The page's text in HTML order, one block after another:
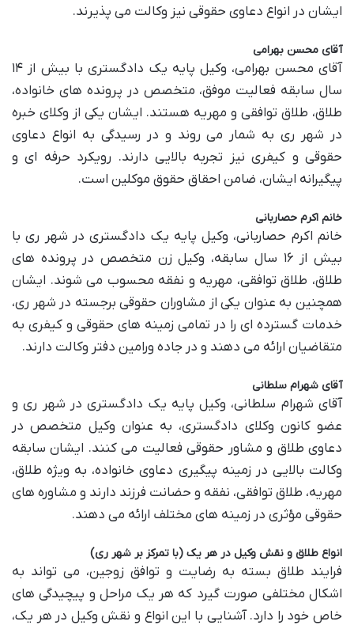
ایشان در انواع دعاوی حقوقی نیز وکالت می پذیرند.
آقای محسن بهرامی
آقای محسن بهرامی، وکیل پایه یک دادگستری با بیش از ۱۴
سال سابقه فعالیت موفق، متخصص در پرونده های خانواده،
طلاق، طلاق توافقی و مهریه هستند. ایشان یکی از وکلای خبره
در شهر ری به شمار می روند و در رسیدگی به انواع دعاوی
حقوقی و کیفری نیز تجربه بالایی دارند. رویکرد حرفه ای و
پیگیرانه ایشان، ضامن احقاق حقوق موکلین است.
خانم اکرم حصاربانی
خانم اکرم حصاربانی، وکیل پایه یک دادگستری در شهر ری با
بیش از ۱۶ سال سابقه، وکیل زن متخصص در پرونده های
طلاق، طلاق توافقی، مهریه و نفقه محسوب می شوند. ایشان
همچنین به عنوان یکی از مشاوران حقوقی برجسته در شهر ری،
خدمات گسترده ای را در تمامی زمینه های حقوقی و کیفری به
متقاضیان ارائه می دهند و در جاده ورامین دفتر وکالت دارند.
آقای شهرام سلطانی
آقای شهرام سلطانی، وکیل پایه یک دادگستری در شهر ری و
عضو کانون وکلای دادگستری، به عنوان وکیل متخصص در
دعاوی طلاق و مشاور حقوقی فعالیت می کنند. ایشان سابقه
وکالت بالایی در زمینه پیگیری دعاوی خانواده، به ویژه طلاق،
مهریه، طلاق توافقی، نفقه و حضانت فرزند دارند و مشاوره های
حقوقی مؤثری در زمینه های مختلف ارائه می دهند.
انواع طلاق و نقش وکیل در هر یک (با تمرکز بر شهر ری)
فرایند طلاق بسته به رضایت و توافق زوجین، می تواند به
اشکال مختلفی صورت گیرد که هر یک مراحل و پیچیدگی های
خاص خود را دارد. آشنایی با این انواع و نقش وکیل در هر یک،